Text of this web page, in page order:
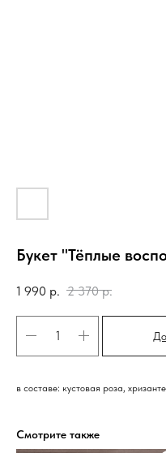
Букет "Тёплые
1 990 р. 2 370 р.
в составе: кустовая роза,
Смотрите также